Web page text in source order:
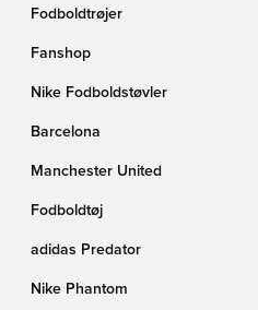
Fodboldtrøjer
Fanshop
Nike Fodboldstøvler
Barcelona
Manchester United
Fodboldtøj
adidas Predator
Nike Phantom